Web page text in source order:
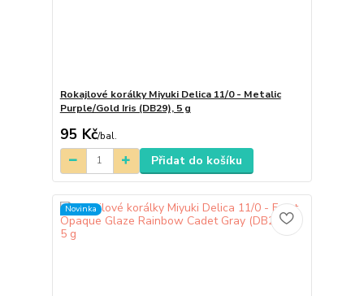
Rokajlové korálky Miyuki Delica 11/0 - Metalic
Purple/Gold Iris (DB29), 5 g
95 Kč/bal.
Přidat do košíku
Novinka